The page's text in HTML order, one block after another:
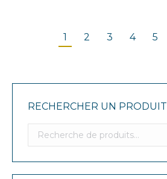
1 2 3 4 5
RECHERCHER UN PRODUIT